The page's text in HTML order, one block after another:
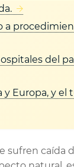
a
del
Europa, y el
sufren caída